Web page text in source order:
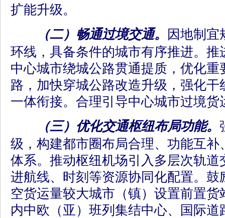
扩能升级。
（二）畅通过境交通。
因地制宜
环线，具备条件的城市有序推进。推
中心城市绕城公路贯通提质，优化重
路，加快穿城公路改造升级，强化
一体衔接。合理引导中心城市过境货
（三）优化交通枢纽布局功能。
级，构建都市圈布局合理、功能互补
体系。推动枢纽机场引入多层次轨道
进航线、时刻等资源协同化配置。鼓
空货运量较大城市（镇）设置前置
内中欧（亚）班列集结中心、国际道